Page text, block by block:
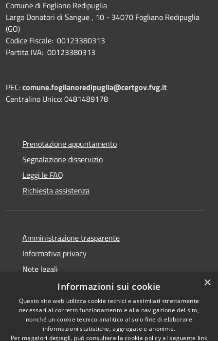
Comune di Fogliano Redipuglia
Largo Donatori di Sangue , 10 - 34070 Fogliano Redipuglia
(GO)
Codice Fiscale: 00123380313
Partita IVA: 00123380313
PEC:comune.foglianoredipuglia@certgov.fvg.it
Centralino Unico: 0481489178
Prenotazione appuntamento
Segnalazione disservizio
Leggi le FAQ
Richiesta assistenza
Amministrazione trasparente
Informativa privacy
Note legali
Dichiarazione di accessibilità
RSS
Copyright © 2026 • Comune di
×
Informazioni sui cookie
Questo sito web utilizza cookie tecnici e assimilati strettamente
necessari al corretto funzionamento e alla navigazione del sito,
nonché un cookie tecnico analitico al solo fine di elaborare
informazioni statistiche, aggregate e anonime.
Per maggiori dettagli, può consultare la cookie policy al seguente link